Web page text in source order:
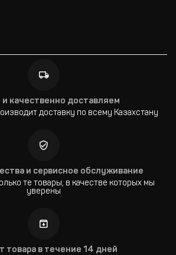
качественно доставляем
доставку по всему Казахстану
и сервисное обслуживание
те товары, в качестве которых мы
уверены
товара в течение 14 дней